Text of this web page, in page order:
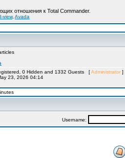
отношения к Total Commander.
view, Avada
0 Hidden and 1332 Guests [Administrator
23, 2026 04:14
Username: